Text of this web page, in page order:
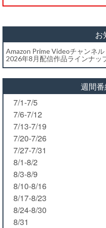
お
Amazon Prime Videoチャンネル
2026年8月配信作品ラインナッ
週間
7/1-7/5
7/6-7/12
7/13-7/19
7/20-7/26
7/27-7/31
8/1-8/2
8/3-8/9
8/10-8/16
8/17-8/23
8/24-8/30
8/31